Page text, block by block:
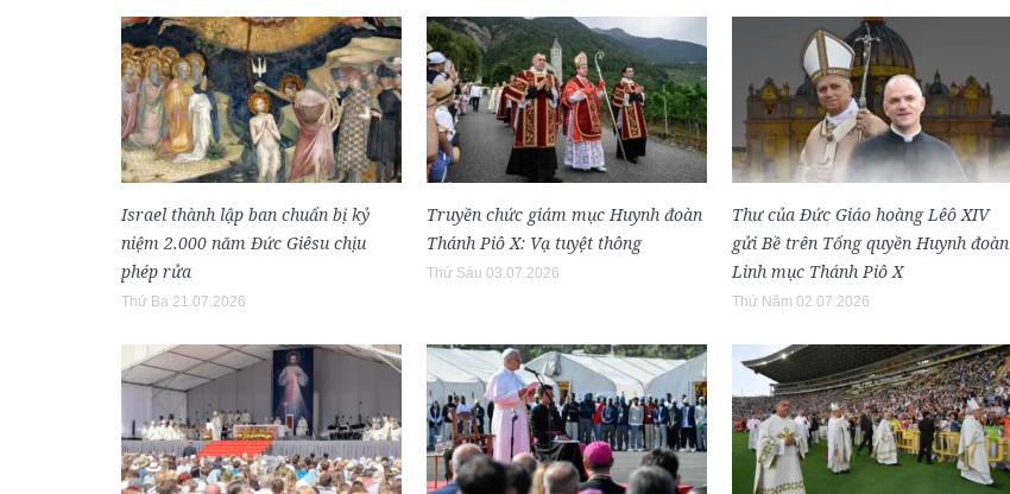
Israel thành lập ban chuẩn bị kỷ
niệm 2.000 năm Đức Giêsu chịu
phép rửa
Thứ Ba 21.07.2026
Truyền chức giám mục Huynh đoàn
Thánh Piô X: Vạ tuyệt thông
Thứ Sáu 03.07.2026
Thư của Đức Giáo hoàng Lêô XIV
gửi Bề trên Tổng quyền Huynh đoàn
Linh mục Thánh Piô X
Thứ Năm 02.07.2026